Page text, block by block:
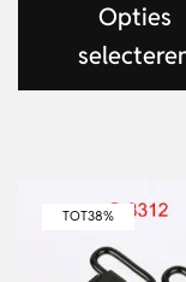
Opties
TOT38%